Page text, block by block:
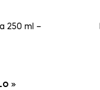
250 ml –